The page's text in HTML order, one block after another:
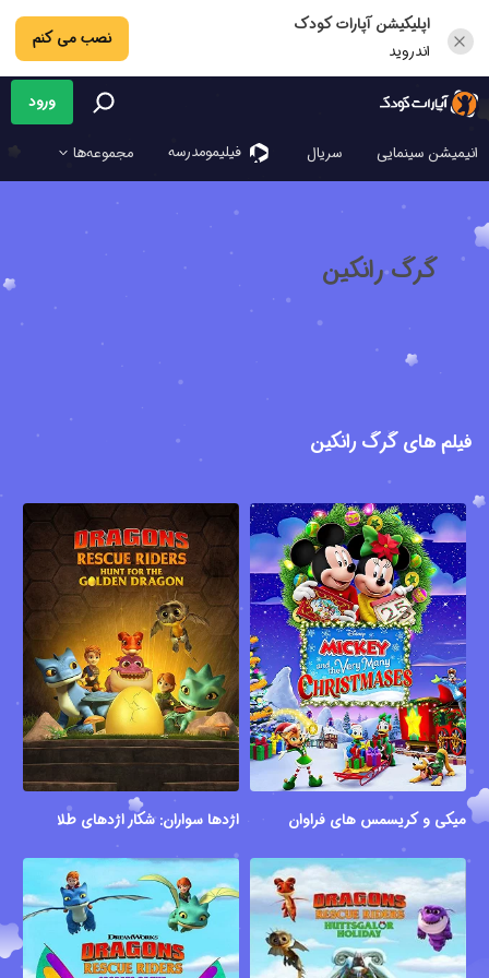
اپلیکیشن آپارات کودک
اندروید
نصب می کنم
انیمیشن سینمایی سریال فیلیمو‌مدرسه مجموعه‌ها
ورود
گرگ رانکین
فیلم های گرگ رانکین
میکی و کریسمس های فراوان اژدها سواران: شکار اژدهای طلایی